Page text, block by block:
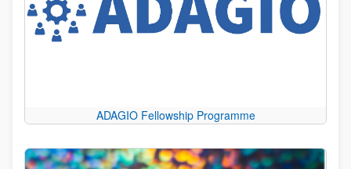
ADAGIO Fellowship Programme